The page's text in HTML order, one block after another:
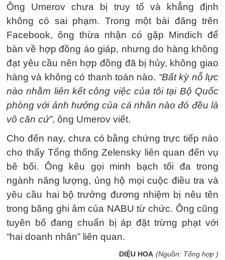
Ông Umerov chưa bị truy tố và khẳng định
không có sai phạm. Trong một bài đăng trên
Facebook, ông thừa nhận có gặp Mindich để
bàn về hợp đồng áo giáp, nhưng do hàng không
đạt yêu cầu nên hợp đồng đã bị hủy, không giao
hàng và không có thanh toán nào. “Bất kỳ nỗ lực
nào nhằm liên kết công việc của tôi tại Bộ Quốc
phòng với ảnh hưởng của cá nhân nào đó đều là
vô căn cứ”, ông Umerov viết.
Cho đến nay, chưa có bằng chứng trực tiếp nào
cho thấy Tổng thống Zelensky liên quan đến vụ
bê bối. Ông kêu gọi minh bạch tối đa trong
ngành năng lượng, ủng hộ mọi cuộc điều tra và
yêu cầu hai bộ trưởng đương nhiệm bị nêu tên
trong băng ghi âm của NABU từ chức. Ông cũng
tuyên bố đang chuẩn bị áp đặt trừng phạt với
“hai doanh nhân” liên quan.
DIỆU HOA (Nguồn: Tổng hợp )